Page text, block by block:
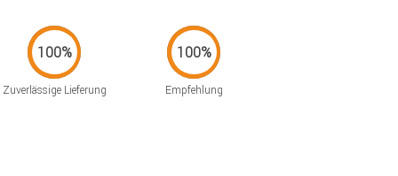
Zuverlässige Lieferung Empfehlung